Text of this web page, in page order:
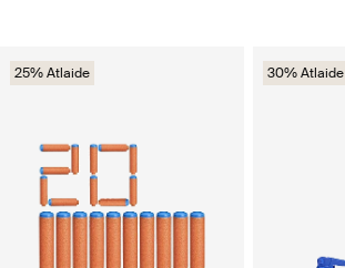
25% Atlaide 30% Atlaide